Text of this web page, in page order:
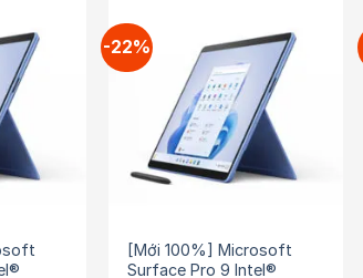
-22%
[Mới 100%] Microsoft
Surface Pro 9 Intel®